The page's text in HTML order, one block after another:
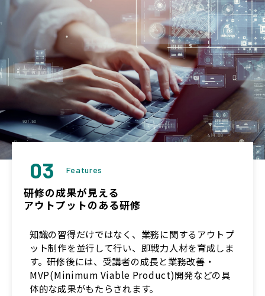
03 Features
研修の成果が見える
アウトプットのある研修
知識の習得だけではなく、業務に関するアウトプ
ット制作を並行して行い、即戦力人材を育成しま
す。研修後には、受講者の成長と業務改善・
MVP(Minimum Viable Product)開発などの具
体的な成果がもたらされます。